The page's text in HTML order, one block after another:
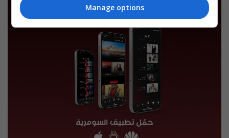
Manage options